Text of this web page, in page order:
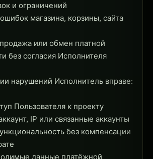
и ограничений
магазина, корзины, сайта
или обмен платной
без согласия Исполнителя
нарушений Исполнитель вправе:
Пользователя к проекту
IP или связанные аккаунты
без компенсации
данные платёжной